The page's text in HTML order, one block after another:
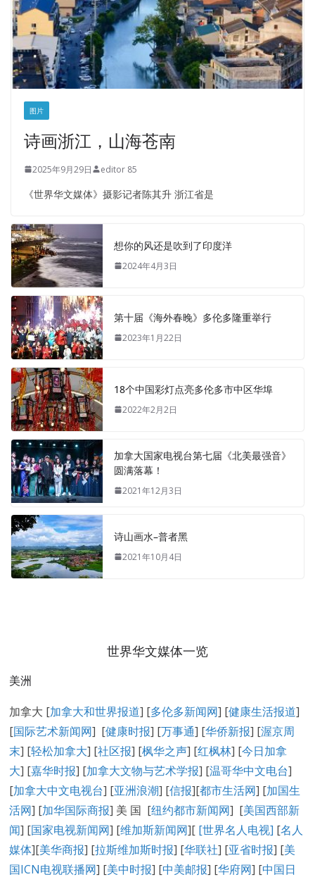
图片
诗画浙江，山海苍南
2025年9月29日 editor 85
《世界华文媒体》摄影记者陈其升 浙江省是
想你的风还是吹到了印度洋
2024年4月3日
第十届《海外春晚》多伦多隆重举行
2023年1月22日
18个中国彩灯点亮多伦多市中区华埠
2022年2月2日
加拿大国家电视台第七届《北美最强音》
圆满落幕！
2021年12月3日
诗山画水–普者黑
2021年10月4日
世界华文媒体一览
美洲
加拿大 [加拿大和世界报道] [多伦多新闻网] [健康生活报道]
[国际艺术新闻网] [健康时报] [万事通] [华侨新报] [渥京周
末] [轻松加拿大] [社区报] [枫华之声] [红枫林] [今日加拿
大] [嘉华时报] [加拿大文物与艺术学报] [温哥华中文电台]
[加拿大中文电视台] [亚洲浪潮] [信报][都市生活网] [加国生
活网] [加华国际商报] 美 国 [纽约都市新闻网] [美国西部新
闻] [国家电视新闻网] [维加斯新闻网][ [世界名人电视] [名人
媒体][美华商报] [拉斯维加斯时报] [华联社] [亚省时报] [美
国ICN电视联播网] [美中时报] [中美邮报] [华府网] [中国日